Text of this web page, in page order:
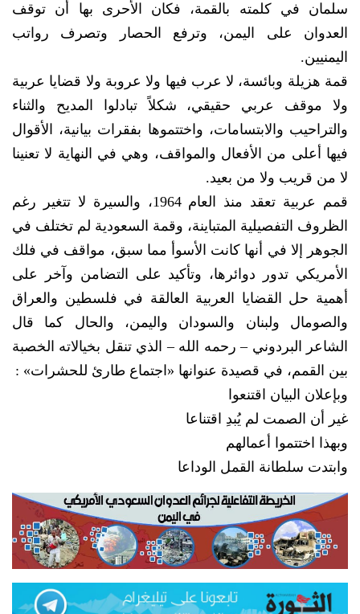
سلمان في كلمته بالقمة، فكان الأحرى بها أن توقف
العدوان على اليمن، وترفع الحصار وتصرف رواتب
اليمنيين.
قمة هزيلة وبائسة، لا عرب فيها ولا عروبة ولا قضايا عربية
ولا موقف عربي حقيقي، شكلاً تبادلوا المديح والثناء
والتراحيب والابتسامات، واختتموها بفقرات بيانية، الأقوال
فيها أعلى من الأفعال والمواقف، وهي في النهاية لا تعنينا
لا من قريب ولا من بعيد.
قمم عربية تعقد منذ العام 1964، والسيرة لا تتغير رغم
الظروف التفصيلية المتباينة، وقمة السعودية لم تختلف في
الجوهر إلا في أنها كانت الأسوأ مما سبق، مواقف في فلك
الأمريكي تدور دوائرها، وتأكيد على التضامن وآخر على
أهمية حل القضايا العربية العالقة في فلسطين والعراق
والصومال ولبنان والسودان واليمن، والحال كما قال
الشاعر البردوني – رحمه الله – الذي تنقل بخيالاته الخصبة
بين القمم، في قصيدة عنوانها «اجتماع طارئ للحشرات» :
وبإعلان البيان اقتنعوا
غير أن الصمت لم يُبدِ اقتناعا
وبهذا اختتموا أعمالهم
وابتدت سلطانة القمل الوداعا